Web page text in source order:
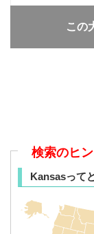
この
検索のヒン
Kansasって